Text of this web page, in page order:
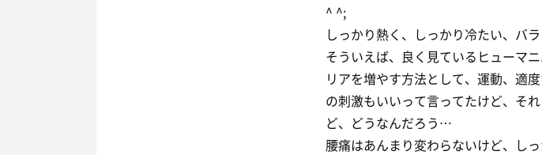
^ ^;
しっかり熱く、しっかり冷たい、バ
そういえば、良く見ているヒューマ
リアを増やす方法として、運動、適
の刺激もいいって言ってたけど、そ
ど、どうなんだろう…
腰痛はあんまり変わらないけど、し